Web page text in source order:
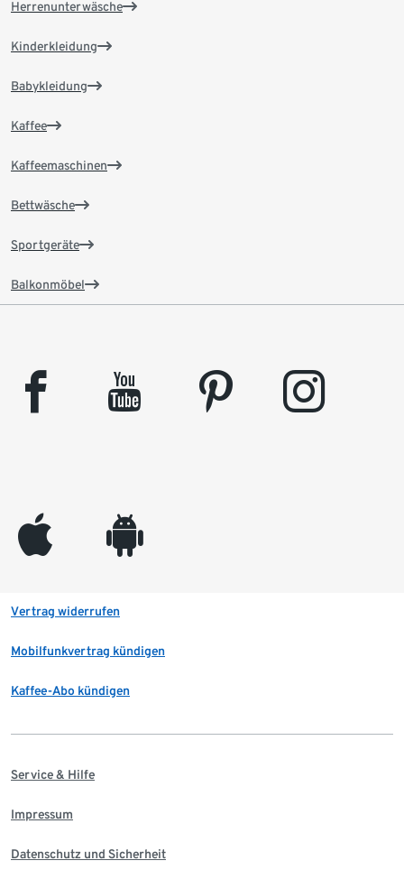
Herrenunterwäsche
Kinderkleidung
Babykleidung
Kaffee
Kaffeemaschinen
Bettwäsche
Sportgeräte
Balkonmöbel
facebook youtube pinterest instagram
appleinc android
Vertrag widerrufen
Mobilfunkvertrag kündigen
Kaffee-Abo kündigen
Service & Hilfe
Impressum
Datenschutz und Sicherheit